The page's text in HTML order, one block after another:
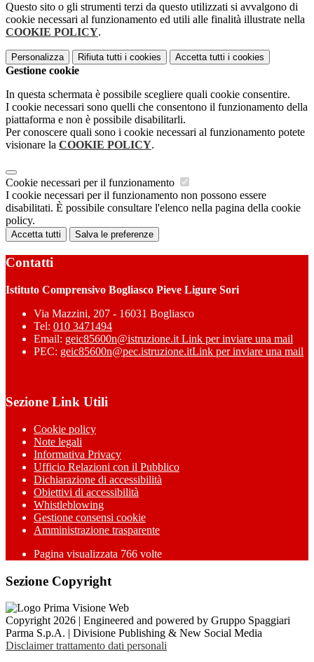
Questo sito o gli strumenti terzi da questo utilizzati si avvalgono di
cookie necessari al funzionamento ed utili alle finalità illustrate nella
COOKIE POLICY.
Personalizza Rifiuta tutti i cookies Accetta tutti i cookies
Gestione cookie
In questa schermata è possibile scegliere quali cookie consentire.
I cookie necessari sono quelli che consentono il funzionamento della
piattaforma e non è possibile disabilitarli.
Per conoscere quali sono i cookie necessari al funzionamento potete
visionare la COOKIE POLICY.
Cookie necessari per il funzionamento
I cookie necessari per il funzionamento non possono essere
disabilitati. È possibile consultare l'elenco nella pagina della cookie
policy.
Accetta tutti Salva le preferenze
Contatti
Istituto Comprensivo Bogliasco Pieve Ligure Sori
Via Mazzini, 207 - 16031 Bogliasco
Tel: 010 3471494
Email: geic85600n@istruzione.it Link per inviare una mail
PEC: geic85600n@pec.istruzione.itLink per inviare una mail
Sezione Link Utili
Cookie policy
Note legali
Informativa Privacy
Ufficio Relazioni con il Pubblico
Dichiarazione di accessibilità
Obiettivi di accessibilità
Whistleblowing
Gestione consensi cookie
Amministrazione trasparente
Pagina visualizzata 766 volte
Sezione Copyright
Copyright 2026 | Engineered and powered by Gruppo Spaggiari
Parma S.p.A. | Divisione Publishing & New Social Media
Disclaimer trattamento dati personali